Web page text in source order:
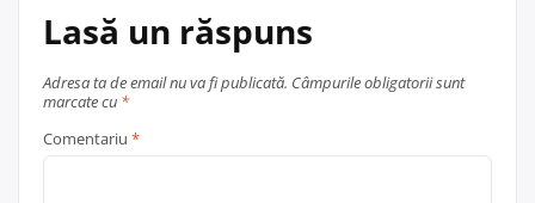
Lasă un răspuns
Adresa ta de email nu va fi publicată. Câmpurile obligatorii sunt
marcate cu *
Comentariu *